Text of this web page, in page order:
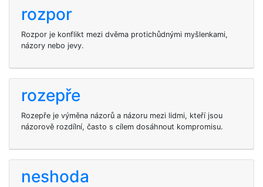
rozpor
Rozpor je konflikt mezi dvěma protichůdnými myšlenkami,
názory nebo jevy.
rozepře
Rozepře je výměna názorů a názoru mezi lidmi, kteří jsou
názorově rozdílní, často s cílem dosáhnout kompromisu.
neshoda